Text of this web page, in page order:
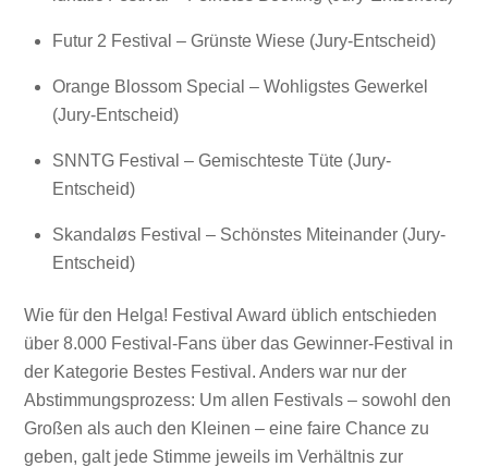
Futur 2 Festival – Grünste Wiese (Jury-Entscheid)
Orange Blossom Special – Wohligstes Gewerkel
(Jury-Entscheid)
SNNTG Festival – Gemischteste Tüte (Jury-
Entscheid)
Skandaløs Festival – Schönstes Miteinander (Jury-
Entscheid)
Wie für den Helga! Festival Award üblich entschieden
über 8.000 Festival-Fans über das Gewinner-Festival in
der Kategorie Bestes Festival. Anders war nur der
Abstimmungsprozess: Um allen Festivals – sowohl den
Großen als auch den Kleinen – eine faire Chance zu
geben, galt jede Stimme jeweils im Verhältnis zur